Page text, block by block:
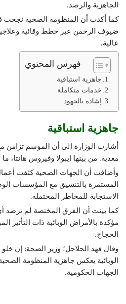
الجاهزية والرصد.
كما أكدت أن المنظومة الصحية نجحت
ضيوف الرحمن عبر خطط وقائية
عالية.
فهرس المحتوي
جاهزية استباقية
خدمات متكاملة
إشادة بالجهود
جاهزية استباقية
أشارت الوزارة إلى أن الموسم تزامن
معدية. من بينها إيبولا وفيروس هانتا،
وأضافت أن الجهات الصحية كثفت
المستمرة بالتنسيق مع المؤسسات
الاستجابة للمخاطر المحتملة.
كما بينت أن الفرق المختصة لم ترصد
مؤكدة بالأمراض الوبائية ذات التأثير
الحجاج.
وقال فهد الجلاجل؛ وزير الصحة: إن
الوبائية يعكس جاهزية المنظومة
الجهات الحكومية.